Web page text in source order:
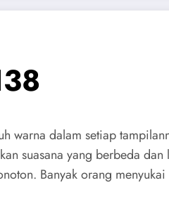
warna dalam setiap
suasana yang berbeda
Banyak orang